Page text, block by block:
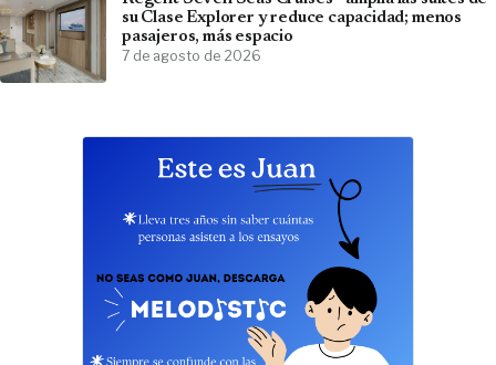
su Clase Explorer y reduce capacidad; menos
pasajeros, más espacio
7 de agosto de 2026